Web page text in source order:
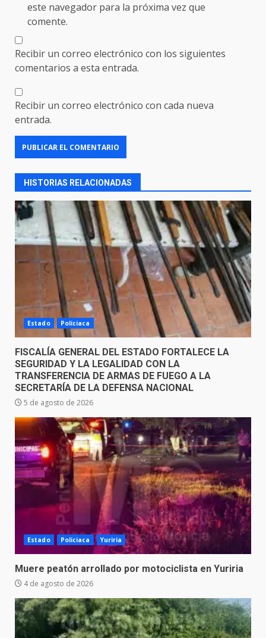
este navegador para la próxima vez que
comente.
Recibir un correo electrónico con los siguientes
comentarios a esta entrada.
Recibir un correo electrónico con cada nueva
entrada.
HISTORIAS RELACIONADAS
Estado Policiaca
FISCALÍA GENERAL DEL ESTADO FORTALECE LA
SEGURIDAD Y LA LEGALIDAD CON LA
TRANSFERENCIA DE ARMAS DE FUEGO A LA
SECRETARÍA DE LA DEFENSA NACIONAL
5 de agosto de 2026
Estado Policiaca Yuriria
Muere peatón arrollado por motociclista en Yuriria
4 de agosto de 2026